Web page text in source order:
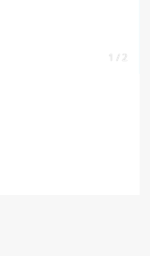
1 / 2